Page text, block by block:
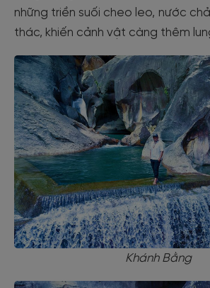
những triền suối cheo leo, nước
thác, khiến cảnh vật càng thêm
Khánh Bằng